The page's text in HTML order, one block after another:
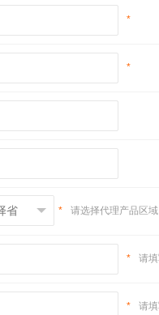
*
*
* 请选择代理产品区域
* 请
* 请